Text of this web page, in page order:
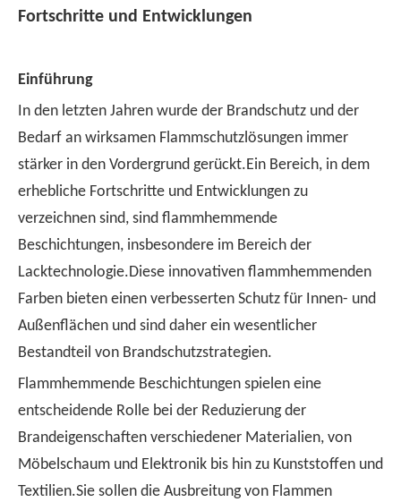
Fortschritte und Entwicklungen
Einführung
In den letzten Jahren wurde der Brandschutz und der
Bedarf an wirksamen Flammschutzlösungen immer
stärker in den Vordergrund gerückt.Ein Bereich, in dem
erhebliche Fortschritte und Entwicklungen zu
verzeichnen sind, sind flammhemmende
Beschichtungen, insbesondere im Bereich der
Lacktechnologie.Diese innovativen flammhemmenden
Farben bieten einen verbesserten Schutz für Innen- und
Außenflächen und sind daher ein wesentlicher
Bestandteil von Brandschutzstrategien.
Flammhemmende Beschichtungen spielen eine
entscheidende Rolle bei der Reduzierung der
Brandeigenschaften verschiedener Materialien, von
Möbelschaum und Elektronik bis hin zu Kunststoffen und
Textilien.Sie sollen die Ausbreitung von Flammen